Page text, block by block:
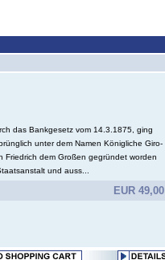
das Bankgesetz vom 14.3.1875, ging
unter dem Namen Königliche Giro-
dem Großen gegründet worden
und auss...
EUR 49,00